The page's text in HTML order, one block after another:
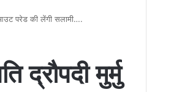
आउट परेड की लेंगी सलामी….
मुर्मु